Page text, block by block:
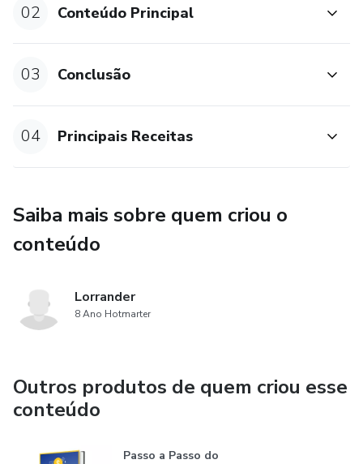
02 Conteúdo Principal
03 Conclusão
04 Principais Receitas
Saiba mais sobre quem criou o
conteúdo
Lorrander
8 Ano Hotmarter
Outros produtos de quem criou esse
conteúdo
Passo a Passo do